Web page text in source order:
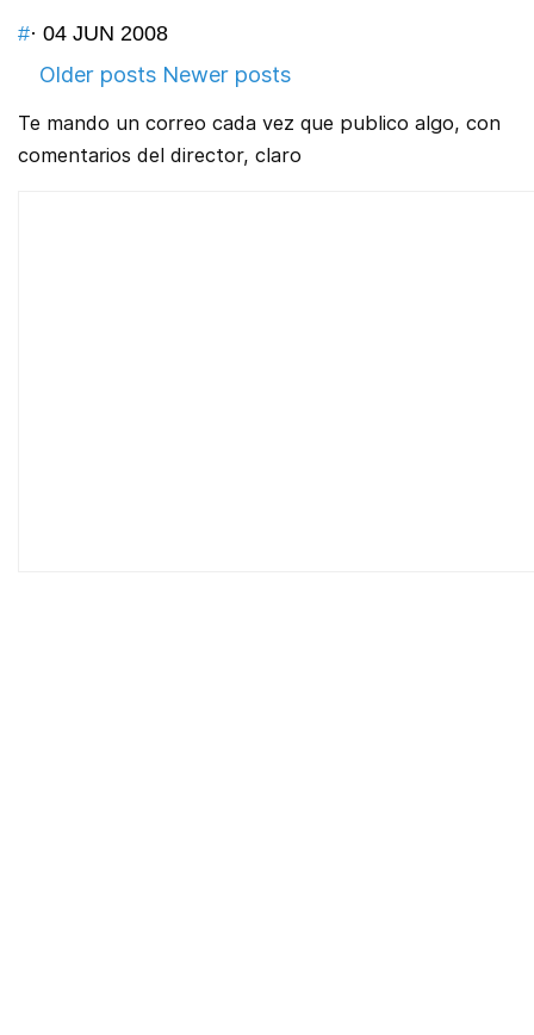
#· 04 JUN 2008
Older posts Newer posts
Te mando un correo cada vez que publico algo, con
comentarios del director, claro